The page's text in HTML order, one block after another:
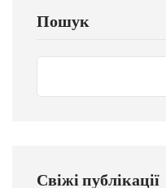
Пошук
Свіжі публікації